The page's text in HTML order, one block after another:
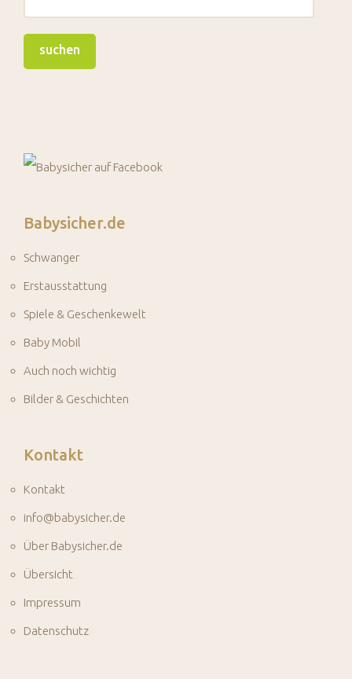
Babysicher.de
Schwanger
Erstausstattung
Spiele & Geschenkewelt
Baby Mobil
Auch noch wichtig
Bilder & Geschichten
Kontakt
Kontakt
info@babysicher.de
Über Babysicher.de
Übersicht
Impressum
Datenschutz